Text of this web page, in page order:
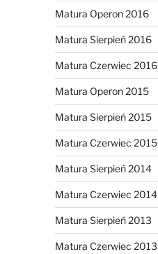
Matura Operon 2016
Matura Sierpień 2016
Matura Czerwiec 2016
Matura Operon 2015
Matura Sierpień 2015
Matura Czerwiec 2015
Matura Sierpień 2014
Matura Czerwiec 2014
Matura Sierpień 2013
Matura Czerwiec 2013